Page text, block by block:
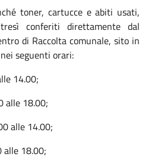
toner, cartucce e abiti usati,
conferiti direttamente dal
di Raccolta comunale, sito in
seguenti orari:
14.00;
alle 18.00;
alle 14.00;
alle 18.00;